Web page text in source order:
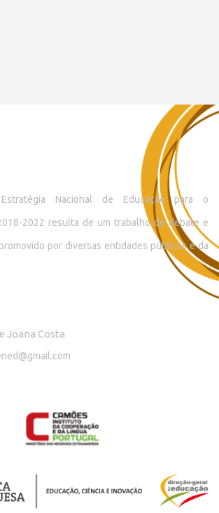
Nacional de Educação para o
2022 resulta de um trabalho de debate e
por diversas entidades públicas e da
Joana Costa